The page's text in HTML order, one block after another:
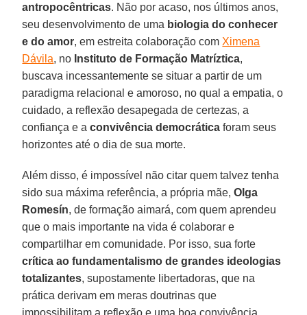
antropocêntricas. Não por acaso, nos últimos anos,
seu desenvolvimento de uma biologia do conhecer
e do amor, em estreita colaboração com Ximena
Dávila, no Instituto de Formação Matríztica,
buscava incessantemente se situar a partir de um
paradigma relacional e amoroso, no qual a empatia, o
cuidado, a reflexão desapegada de certezas, a
confiança e aconvivência democrática foram seus
horizontes até o dia de sua morte.
Além disso, é impossível não citar quem talvez tenha
sido sua máxima referência, a própria mãe,Olga
Romesín, de formação aimará, com quem aprendeu
que o mais importante na vida é colaborar e
compartilhar em comunidade. Por isso, sua forte
crítica ao fundamentalismo de grandes ideologias
totalizantes, supostamente libertadoras, que na
prática derivam em meras doutrinas que
impossibilitam a reflexão e uma boa convivência.